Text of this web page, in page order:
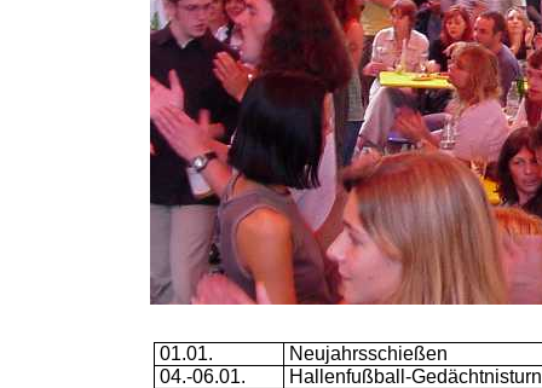
01.01.
Neujahrsschießen
04.-06.01.
Hallenfußball-